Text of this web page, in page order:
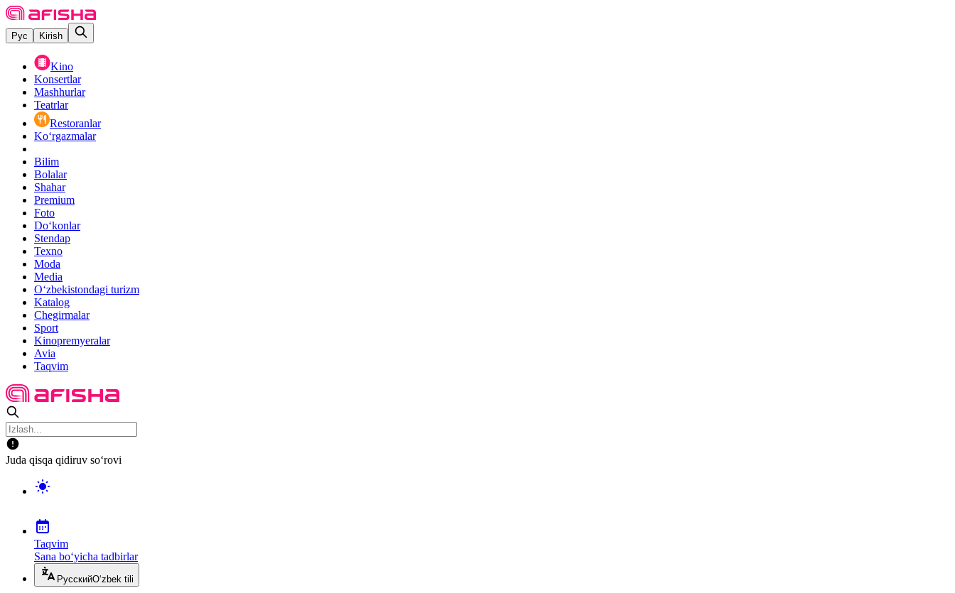
Рус Kirish
Kino
Konsertlar
Mashhurlar
Teatrlar
Restoranlar
Ko‘rgazmalar
Bilim
Bolalar
Shahar
Premium
Foto
Do‘konlar
Stendap
Texno
Moda
Media
O‘zbekistondagi turizm
Katalog
Chegirmalar
Sport
Kinopremyeralar
Avia
Taqvim
Juda qisqa qidiruv so‘rovi
Taqvim
Sana bo‘yicha tadbirlar
РусскийO‘zbek tili